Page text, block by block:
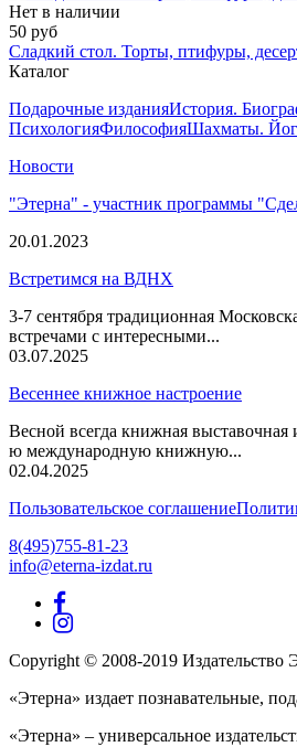
Нет в наличии
50 руб
Сладкий стол. Торты, птифуры,
Каталог
Подарочные изданияИстория.
ПсихологияФилософияШахматы.
Новости
"Этерна" - участник программы
20.01.2023
Встретимся на ВДНХ
3-7 сентября традиционная
встречами с интересными...
03.07.2025
Весеннее книжное настроение
Весной всегда книжная
ю международную книжную...
02.04.2025
Пользовательское соглашение
8(495)755-81-23
info@eterna-izdat.ru
Copyright © 2008-2019 Издательство
«Этерна» издает познавательные,
«Этерна» – универсальное